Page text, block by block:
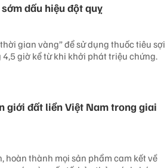
dấu hiệu đột quỵ
gian vàng” để sử dụng thuốc tiêu sợi
giờ kể từ khi khởi phát triệu chứng.
giới đất liền Việt Nam trong giai
hoàn thành mọi sản phẩm cam kết về